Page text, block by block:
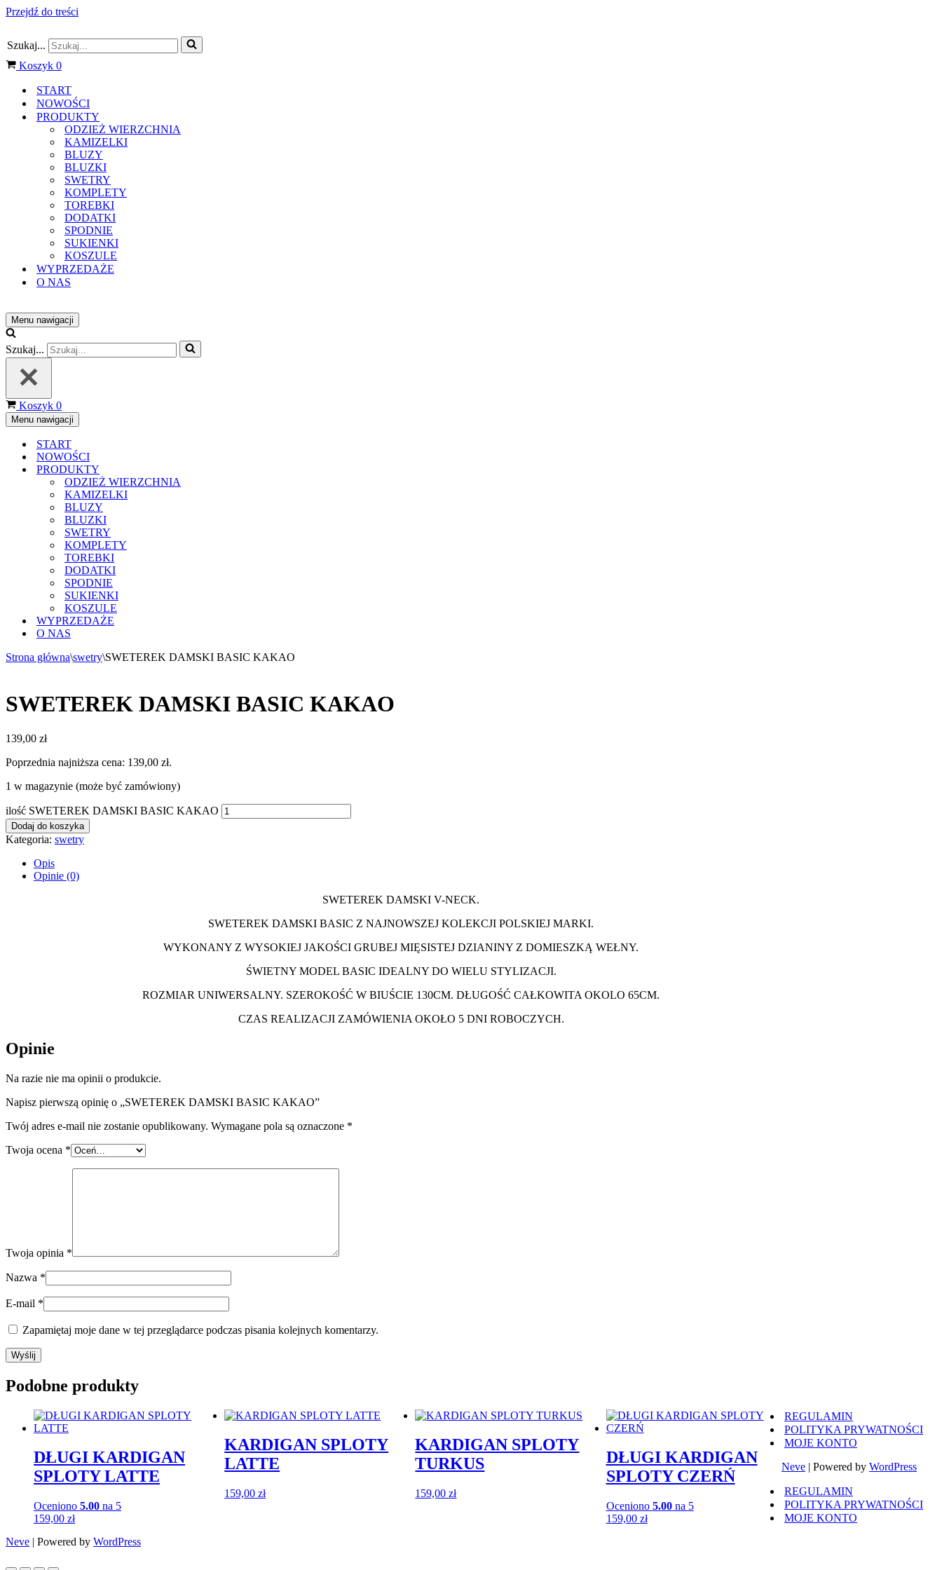
Przejdź do treści
Szukaj...
Koszyk 0
START
NOWOŚCI
PRODUKTY
ODZIEŻ WIERZCHNIA
KAMIZELKI
BLUZY
BLUZKI
SWETRY
KOMPLETY
TOREBKI
DODATKI
SPODNIE
SUKIENKI
KOSZULE
WYPRZEDAŻE
O NAS
Menu nawigacji
Szukaj...
Koszyk 0
Menu nawigacji
START
NOWOŚCI
PRODUKTY
ODZIEŻ WIERZCHNIA
KAMIZELKI
BLUZY
BLUZKI
SWETRY
KOMPLETY
TOREBKI
DODATKI
SPODNIE
SUKIENKI
KOSZULE
WYPRZEDAŻE
O NAS
Strona główna\swetry\SWETEREK DAMSKI BASIC KAKAO
SWETEREK DAMSKI BASIC KAKAO
139,00 zł
Poprzednia najniższa cena: 139,00 zł.
1 w magazynie (może być zamówiony)
ilość SWETEREK DAMSKI BASIC KAKAO
Dodaj do koszyka
Kategoria: swetry
Opis
Opinie (0)
SWETEREK DAMSKI V-NECK.
SWETEREK DAMSKI BASIC Z NAJNOWSZEJ KOLEKCJI POLSKIEJ MARKI.
WYKONANY Z WYSOKIEJ JAKOŚCI GRUBEJ MIĘSISTEJ DZIANINY Z DOMIESZKĄ WEŁNY.
ŚWIETNY MODEL BASIC IDEALNY DO WIELU STYLIZACJI.
ROZMIAR UNIWERSALNY. SZEROKOŚĆ W BIUŚCIE 130CM. DŁUGOŚĆ CAŁKOWITA OKOLO 65CM.
CZAS REALIZACJI ZAMÓWIENIA OKOŁO 5 DNI ROBOCZYCH.
Opinie
Na razie nie ma opinii o produkcie.
Napisz pierwszą opinię o „SWETEREK DAMSKI BASIC KAKAO”
Twój adres e-mail nie zostanie opublikowany. Wymagane pola są oznaczone *
Twoja ocena *
Twoja opinia *
Nazwa *
E-mail *
Zapamiętaj moje dane w tej przeglądarce podczas pisania kolejnych komentarzy.
Podobne produkty
DŁUGI KARDIGAN
SPLOTY LATTE
Oceniono 5.00 na 5
159,00 zł
KARDIGAN SPLOTY
LATTE
159,00zł
KARDIGAN SPLOTY
TURKUS
159,00zł
DŁUGI KARDIGAN
SPLOTY CZERŃ
Oceniono 5.00na 5
159,00 zł
REGULAMIN
POLITYKA PRYWATNOŚCI
MOJE KONTO
Neve| Powered by WordPress
REGULAMIN
POLITYKA PRYWATNOŚCI
MOJE KONTO
Neve | Powered by WordPress